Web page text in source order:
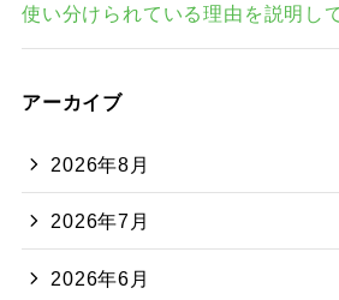
使い分けられている理由を説明し
アーカイブ
2026年8月
2026年7月
2026年6月